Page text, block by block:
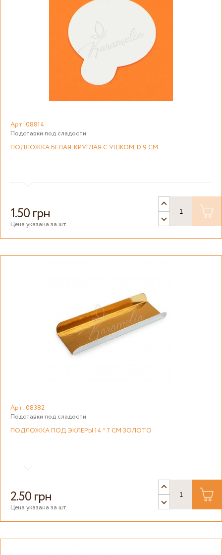
Арт: 08814
Подставки под сладости
ПОДЛОЖКА БЕЛАЯ, КРУГЛАЯ С УШКОМ, D 9 СМ
1.50 грн
Цена указана за шт.
Арт: 08382
Подставки под сладости
ПОДЛОЖКА ПОД ЭКЛЕРЫ 14 * 7 СМ ЗОЛОТО
2.50 грн
Цена указана за шт.